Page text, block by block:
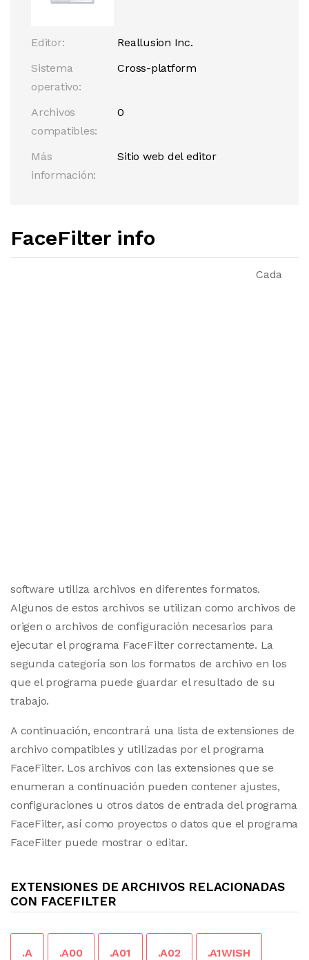
Editor:
Reallusion Inc.
Sistema
operativo:
Cross-platform
Archivos
compatibles:
0
Más
información:
Sitio web del editor
FaceFilter info
Cada
software utiliza archivos en diferentes formatos.
Algunos de estos archivos se utilizan como archivos de
origen o archivos de configuración necesarios para
ejecutar el programa FaceFilter correctamente. La
segunda categoría son los formatos de archivo en los
que el programa puede guardar el resultado de su
trabajo.
A continuación, encontrará una lista de extensiones de
archivo compatibles y utilizadas por el programa
FaceFilter. Los archivos con las extensiones que se
enumeran a continuación pueden contener ajustes,
configuraciones u otros datos de entrada del programa
FaceFilter, así como proyectos o datos que el programa
FaceFilter puede mostrar o editar.
EXTENSIONES DE ARCHIVOS RELACIONADAS
CON FACEFILTER
.A .A00 .A01 .A02 .A1WISH